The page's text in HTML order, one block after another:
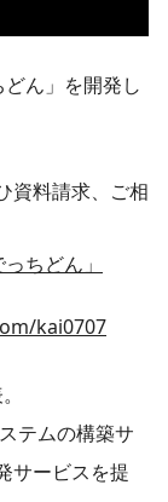
ん」を開発し
資料請求、ご相
ちどん」
kai0707
テムの構築サ
サービスを提